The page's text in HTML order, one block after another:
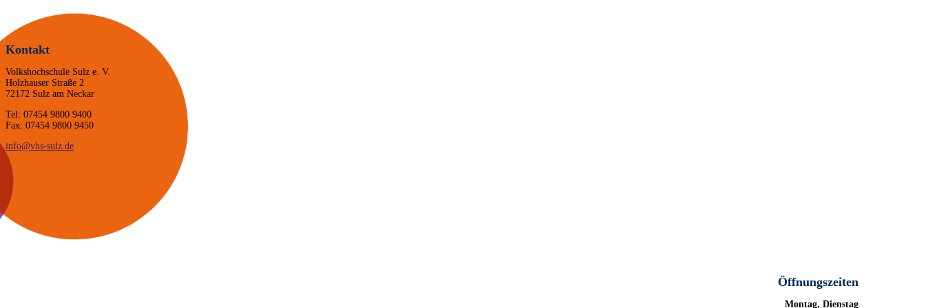
Kontakt
Volkshochschule Sulz e. V.
Holzhauser Straße 2
72172 Sulz am Neckar
Tel: 07454 9800 9400
Fax: 07454 9800 9450
info@vhs-sulz.de
Öffnungszeiten
Montag, Dienstag